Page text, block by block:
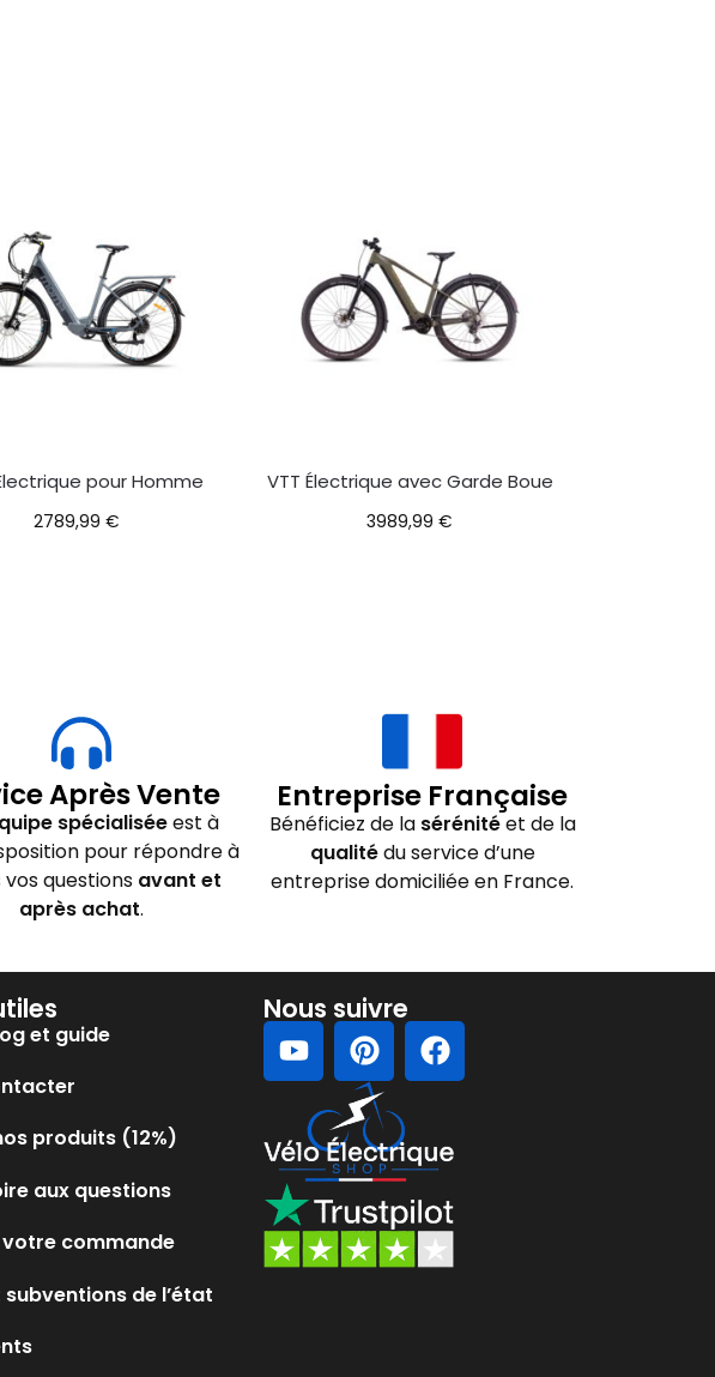
pour Homme
2789,99 €
VTT Électrique avec Garde Boue
3989,99€
Après Vente
spécialiséeest à
pour répondre à
questions avant et
après achat.
Entreprise Française
Bénéficiez de la sérénitéet de la
qualitédu service d’une
entreprise domiciliée en France.
et guide
produits (12%)
aux questions
votre commande
subventions de l’état
Nous suivre